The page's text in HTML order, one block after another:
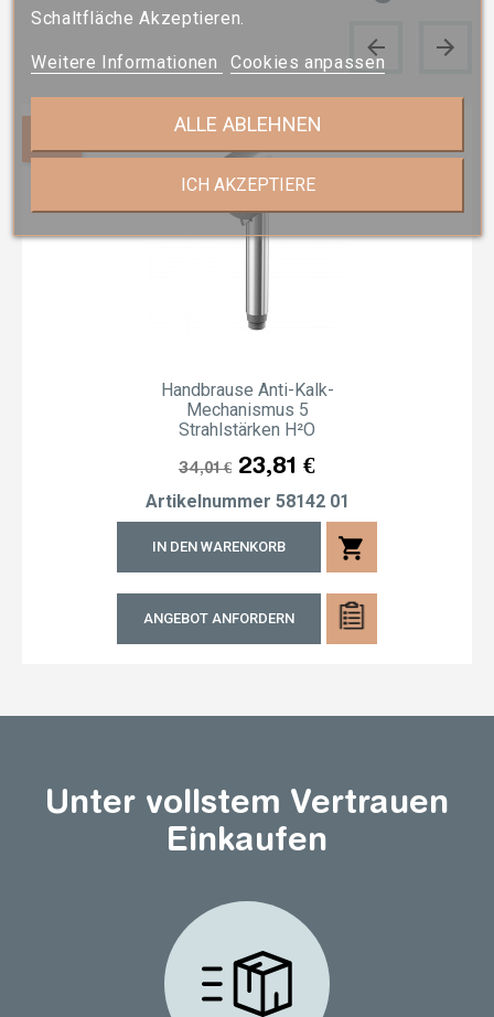
Schaltfläche Akzeptieren.
Weitere Informationen Cookies anpassen
ALLE ABLEHNEN
ICH AKZEPTIERE
Handbrause Anti-Kalk-
Mechanismus 5
Strahlstärken H²O
Listenpreis
34,01 € Preis
23,81 €
Artikelnummer 58142 01
IN DEN WARENKORB shopping_cart
ANGEBOT ANFORDERN
Unter vollstem Vertrauen
Einkaufen